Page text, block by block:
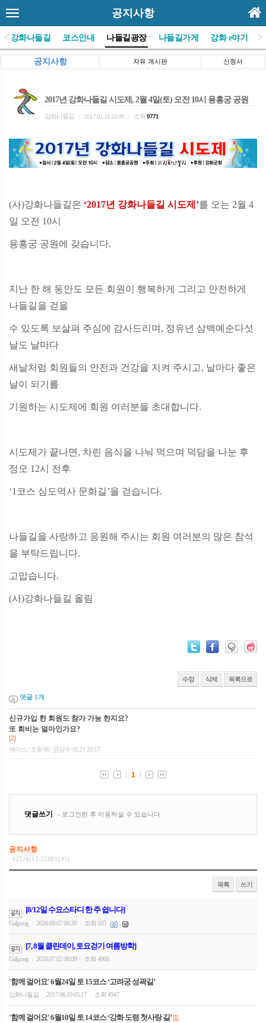
공지사항
<)강화나들길 코스안내 나들길광장 나들길가게 강화 e야기 >
공지사항 자유 게시판 신청서
2017년 강화나들길 시도제, 2월 4일(토) 오전 10시 용흥궁 공원
강화나들길 2017.01.19 22:45 조회 9771
(사)강화나들길은 ‘2017년 강화나들길 시도제 ’를 오는 2월 4
일 오전 10시
용흥궁 공원에 갖습니다.
지난 한 해 동안도 모든 회원이 행복하게 그리고 안전하게
나들길을 걷을
수 있도록 보살펴 주심에 감사드리며, 정유년 삼백예순다섯
날도 날마다
새날처럼 회원들의 안전과 건강을 지켜 주시고, 날마다 좋은
날이 되기를
기원하는 시도제에 회원 여러분을 초대합니다.
시도제가 끝나면, 차린 음식을 나눠 먹으며 덕담을 나눈 후
정오 12시 전후
‘1코스 심도역사 문화길’을 걷습니다.
나들길을 사랑하고 응원해 주시는 회원 여러분의 많은 참석
을 부탁드립니다.
고맙습니다.
(사)강화나들길 올림
수정 삭제 목록으로
댓글 1개
공지사항
425개(13/22페이지)
목록 쓰기
[8/12일 수요스타디 한 주 쉽니다]
Galgong 2026.08.07 06:39 조회 105
[7, 8월 클린데이, 토요걷기 여름방학]
Galgong 2026.07.02 08:09 조회 4966
'함께 걸어요' 6월24일 토 15코스 ‘고려궁 성곽길’
강화나들길 2017.06.19 05:17 조회 4947
'함께 걸어요' 6월10일 토 14코스 ‘강화 도령 첫사랑 길’[1]